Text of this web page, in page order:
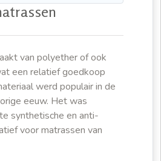
van polyether of ook
een relatief goedkoop
werd populair in de
eeuw. Het was
synthetische en anti-
voor matrassen van